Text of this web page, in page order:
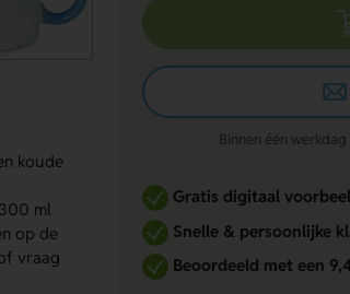
koude
ml
op de
vraag
Binnen één
Gratis digitaal
Snelle & persoonlijke
Beoordeeld met een